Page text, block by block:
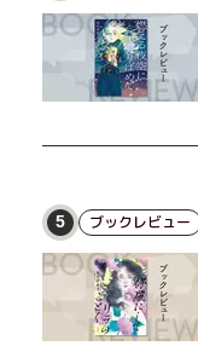
5 ブックレビュー